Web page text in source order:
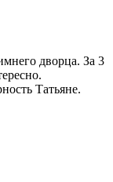
дворца. За 3
Татьяне.